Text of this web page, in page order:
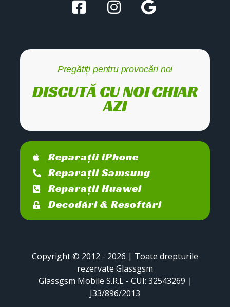
Pregătiți pentru provocări noi
DISCUTĂ CU NOI CHIAR
AZI
Reparații iPhone
Reparații Samsung
Reparații Huawei
Decodări & Resoftări
Copyright © 2012 - 2026 | Toate drepturile
rezervate Glassgsm
Glassgsm Mobile S.R.L - CUI: 32543269 |
J33/896/2013